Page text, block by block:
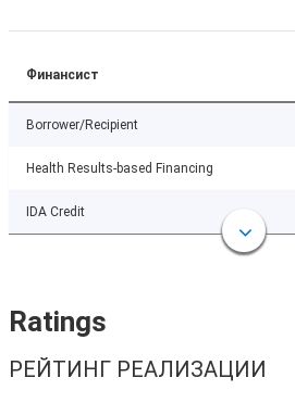
Финансист
Borrower/Recipient
Health Results-based Financing
IDA Credit
Ratings
РЕЙТИНГ РЕАЛИЗАЦИИ